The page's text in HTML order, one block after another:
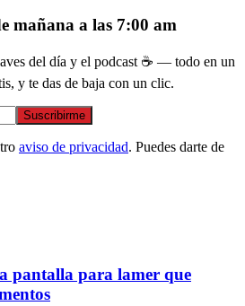
mañana a las 7:00 am
del día y el podcast ☕ — todo en un
y te das de baja con un clic.
Suscribirme
aviso de privacidad. Puedes darte de
pantalla para lamer que